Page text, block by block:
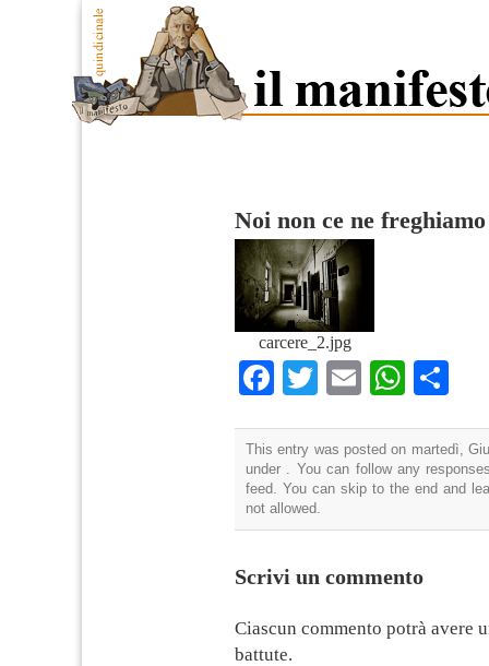
Noi non ce ne freghiamo
carcere_2.jpg
Facebook
TwitterEmail
This entry was posted on martedì,
under . You can follow any
feed. You can skip to the end and
not allowed.
Scrivi un commento
Ciascun commento potrà avere
battute.